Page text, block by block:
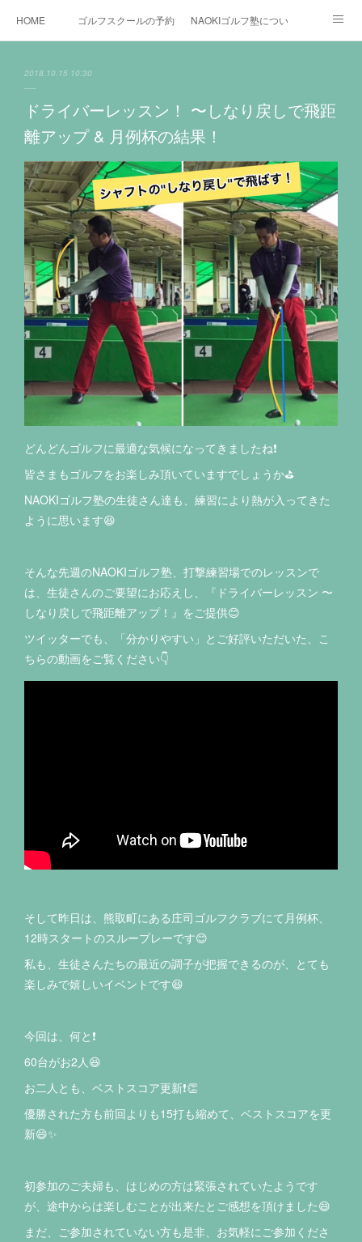
HOME ゴルフスクールの予約状況NAOKIゴルフ塾について
インスタグラム X
2018.10.15 10:30
ドライバーレッスン！ 〜しなり戻しで飛距
離アップ & 月例杯の結果！
どんどんゴルフに最適な気候になってきましたね❗️
皆さまもゴルフをお楽しみ頂いていますでしょうか⛳️
NAOKIゴルフ塾の生徒さん達も、練習により熱が入ってきた
ように思います😆
そんな先週のNAOKIゴルフ塾、打撃練習場でのレッスンで
は、生徒さんのご要望にお応えし、『ドライバーレッスン 〜
しなり戻しで飛距離アップ！』をご提供😊
ツイッターでも、「分かりやすい」とご好評いただいた、こ
ちらの動画をご覧ください👇
そして昨日は、熊取町にある庄司ゴルフクラブにて月例杯、
12時スタートのスループレーです😊
私も、生徒さんたちの最近の調子が把握できるのが、とても
楽しみで嬉しいイベントです😆
今回は、何と❗️
60台がお2人😆
お二人とも、ベストスコア更新❗️👏
優勝された方も前回よりも15打も縮めて、ベストスコアを更
新😄✨
初参加のご夫婦も、はじめの方は緊張されていたようです
が、途中からは楽しむことが出来たとご感想を頂けました😄
まだ、ご参加されていない方も是非、お気軽にご参加くださ